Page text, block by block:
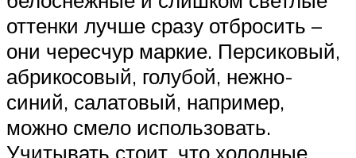
оттенки лучше сразу отбросить –
они чересчур маркие. Персиковый,
абрикосовый, голубой, нежно-
синий, салатовый, например,
можно смело использовать.
Учитывать стоит, что холодные